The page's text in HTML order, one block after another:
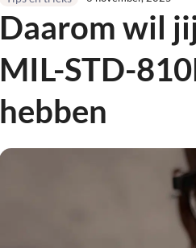
Daarom wil
MIL-STD-
hebben